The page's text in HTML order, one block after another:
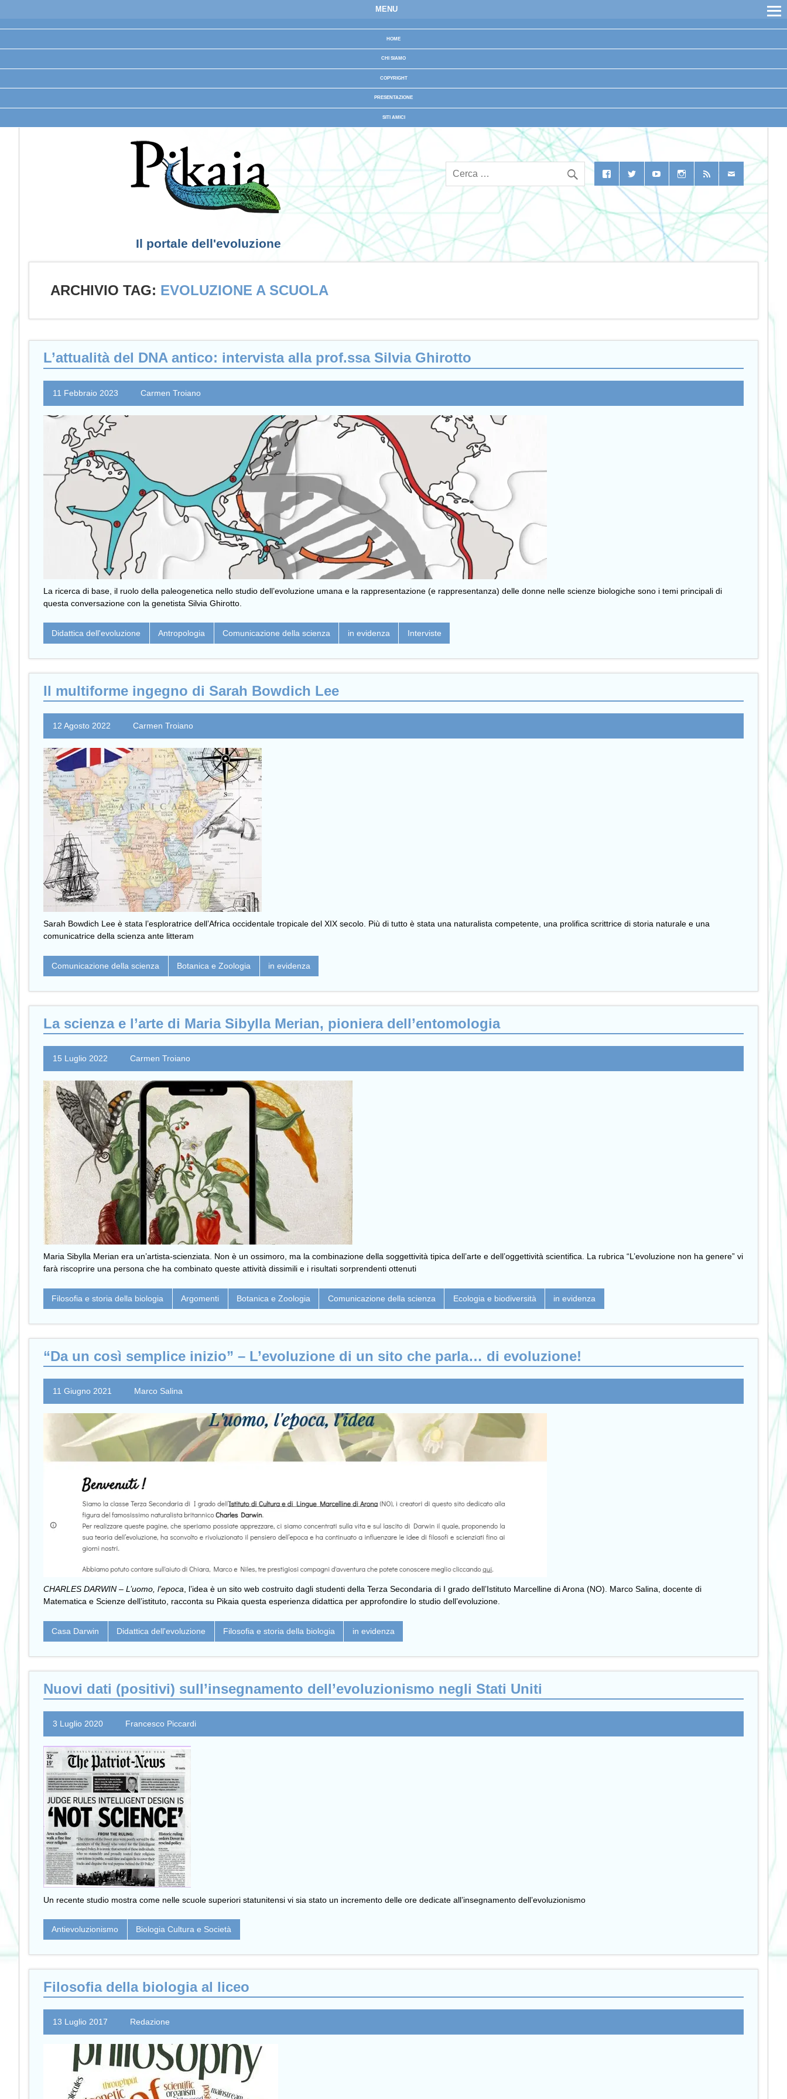
MENU
HOME
CHI SIAMO
COPYRIGHT
PRESENTAZIONE
SITI AMICI
Il portale dell'evoluzione
ARCHIVIO TAG: EVOLUZIONE A SCUOLA
L’attualità del DNA antico: intervista alla prof.ssa Silvia Ghirotto
11 Febbraio 2023 Carmen Troiano
La ricerca di base, il ruolo della paleogenetica nello studio dell’evoluzione umana e la rappresentazione (e rappresentanza) delle donne nelle scienze biologiche sono i temi principali di
questa conversazione con la genetista Silvia Ghirotto.
Didattica dell'evoluzione Antropologia Comunicazione della scienza in evidenza Interviste
Il multiforme ingegno di Sarah Bowdich Lee
12 Agosto 2022 Carmen Troiano
Sarah Bowdich Lee è stata l’esploratrice dell’Africa occidentale tropicale del XIX secolo. Più di tutto è stata una naturalista competente, una prolifica scrittrice di storia naturale e una
comunicatrice della scienza ante litteram
Comunicazione della scienza Botanica e Zoologia in evidenza
La scienza e l’arte di Maria Sibylla Merian, pioniera dell’entomologia
15 Luglio 2022 Carmen Troiano
Maria Sibylla Merian era un’artista-scienziata. Non è un ossimoro, ma la combinazione della soggettività tipica dell’arte e dell’oggettività scientifica. La rubrica “L’evoluzione non ha genere” vi
farà riscoprire una persona che ha combinato queste attività dissimili e i risultati sorprendenti ottenuti
Filosofia e storia della biologia Argomenti Botanica e Zoologia Comunicazione della scienza Ecologia e biodiversità in evidenza
“Da un così semplice inizio” – L’evoluzione di un sito che parla… di evoluzione!
11 Giugno 2021 Marco Salina
CHARLES DARWIN – L’uomo, l’epoca, l’idea è un sito web costruito dagli studenti della Terza Secondaria di I grado dell’Istituto Marcelline di Arona (NO). Marco Salina, docente di
Matematica e Scienze dell’istituto, racconta su Pikaia questa esperienza didattica per approfondire lo studio dell’evoluzione.
Casa Darwin Didattica dell'evoluzione Filosofia e storia della biologia in evidenza
Nuovi dati (positivi) sull’insegnamento dell’evoluzionismo negli Stati Uniti
3 Luglio 2020 Francesco Piccardi
Un recente studio mostra come nelle scuole superiori statunitensi vi sia stato un incremento delle ore dedicate all’insegnamento dell’evoluzionismo
Antievoluzionismo Biologia Cultura e Società
Filosofia della biologia al liceo
13 Luglio 2017 Redazione